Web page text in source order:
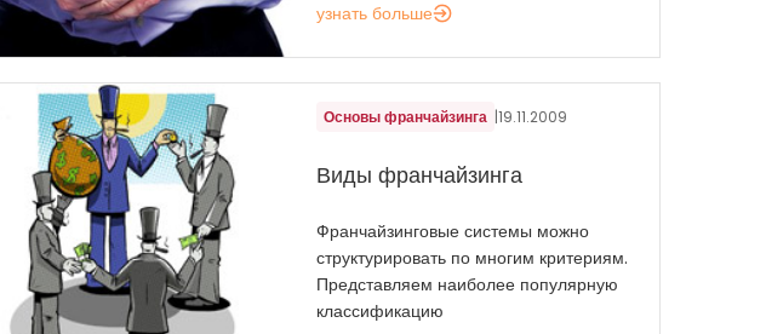
узнать больше
Основы франчайзинга |19.11.2009
Виды франчайзинга
Франчайзинговые системы можно
структурировать по многим критериям.
Представляем наиболее популярную
классификацию